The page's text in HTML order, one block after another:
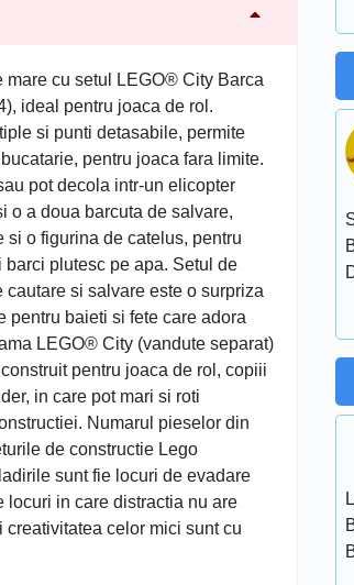
cu setul LEGO® City Barca
ideal pentru joaca de rol.
si punti detasabile, permite
pentru joaca fara limite.
pot decola intr-un elicopter
o a doua barcuta de salvare,
o figurina de catelus, pentru
plutesc pe apa. Setul de
si salvare este o surpriza
pentru baieti si fete care adora
LEGO® City (vandute separat)
pentru joaca de rol, copiii
in care pot mari si roti
Numarul pieselor din
de constructie Lego
sunt fie locuri de evadare
locuri in care distractia nu are
creativitatea celor mici sunt cu